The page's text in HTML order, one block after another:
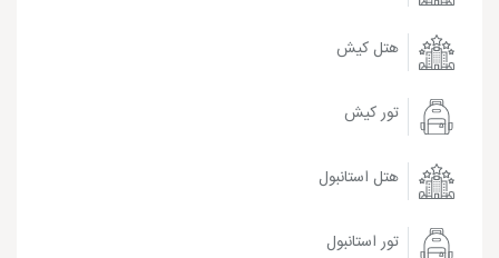
هتل کیش
تور کیش
هتل استانبول
تور استانبول